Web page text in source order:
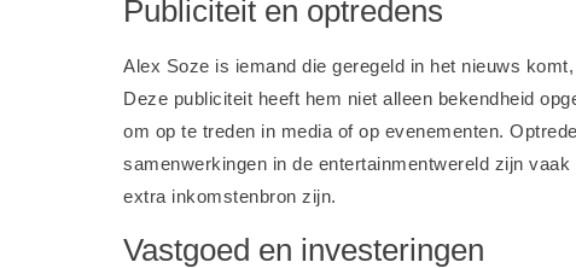
Publiciteit en optredens
Alex Soze is iemand die geregeld in het nieuws
Deze publiciteit heeft hem niet alleen bekendheid
om op te treden in media of op evenementen.
samenwerkingen in de entertainmentwereld zijn
extra inkomstenbron zijn.
Vastgoed en investeringen